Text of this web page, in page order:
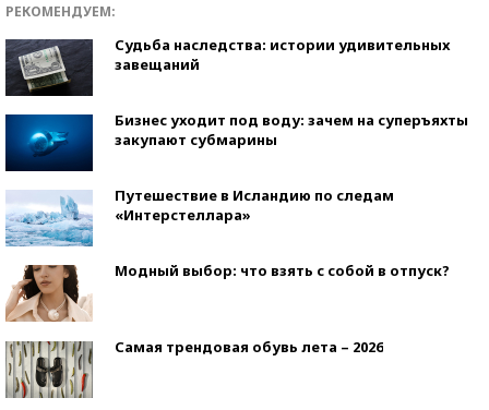
РЕКОМЕНДУЕМ:
Судьба наследства: истории удивительных
завещаний
Бизнес уходит под воду: зачем на суперъяхты
закупают субмарины
Путешествие в Исландию по следам
«Интерстеллара»
Модный выбор: что взять с собой в отпуск?
Самая трендовая обувь лета – 2026